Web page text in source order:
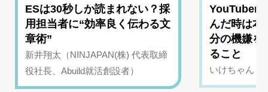
ESは30秒しか読まれない？採
用担当者に“効率良く伝わる文
章術”
新井翔太（NINJAPAN(株) 代表取締
役社長、Abuild就活創設者）
YouTuber
んだ時は
分の機嫌を
ること
いけちゃん（